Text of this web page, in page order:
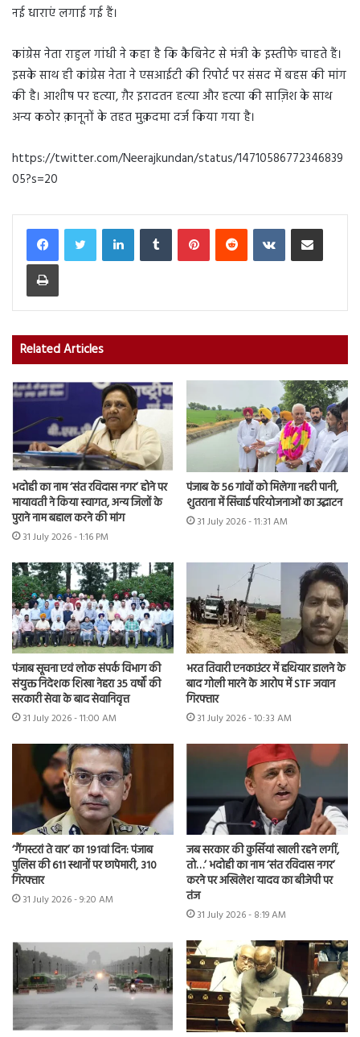
नई धाराएं लगाई गई हैं।
कांग्रेस नेता राहुल गांधी ने कहा है कि कैबिनेट से मंत्री के इस्तीफे चाहते हैं।
इसके साथ ही कांग्रेस नेता ने एसआईटी की रिपोर्ट पर संसद में बहस की मांग
की है। आशीष पर हत्या, ग़ैर इरादतन हत्या और हत्या की साज़िश के साथ
अन्य कठोर क़ानूनों के तहत मुक़दमा दर्ज किया गया है।
https://twitter.com/Neerajkundan/status/14710586772346839
05?s=20
LinkedInTumblr PinterestReddit VKontakteShare via Email
Print
Related Articles
भदोही का नाम ‘संत रविदास नगर’ होने पर
मायावती ने किया स्वागत, अन्य जिलों के
पुराने नाम बहाल करने की मांग
31 July 2026 - 1:16 PM
पंजाब के 56 गांवों को मिलेगा नहरी पानी,
शुतराना में सिंचाई परियोजनाओं का उद्घाटन
31 July 2026 - 11:31 AM
पंजाब सूचना एवं लोक संपर्क विभाग की
संयुक्त निदेशक शिखा नेहरा 35 वर्षों की
सरकारी सेवा के बाद सेवानिवृत्त
31 July 2026 - 11:00 AM
भरत तिवारी एनकाउंटर में हथियार डालने के
बाद गोली मारने के आरोप में STF जवान
गिरफ्तार
31 July 2026 - 10:33 AM
‘गैंगस्टरां ते वार’ का 191वां दिन: पंजाब
पुलिस की 611 स्थानों पर छापेमारी, 310
गिरफ्तार
31 July 2026 - 9:20 AM
जब सरकार की कुर्सियां खाली रहने लगीं,
तो…’ भदोही का नाम ‘संत रविदास नगर’
करने पर अखिलेश यादव का बीजेपी पर
तंज
31 July 2026 - 8:19 AM